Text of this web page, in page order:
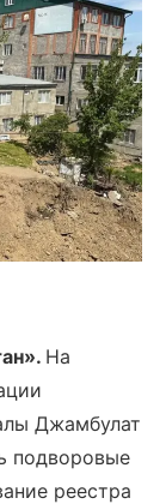
На
Джамбулат
подворовые
реестра